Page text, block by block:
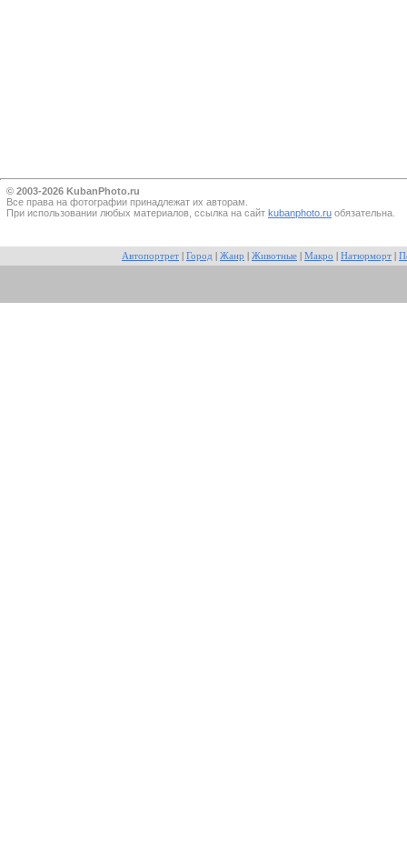
© 2003-2026 KubanPhoto.ru
Все прaва на фотографии принадлежат их авторам.
При использовании любых материалов, ссылка на сайт kubanphoto.ru обязательна.
Автопортрет Город Жанр Животные Макро Натюрморт